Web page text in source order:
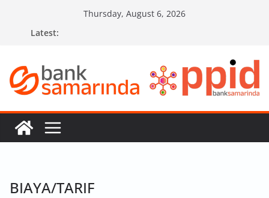
Thursday, August 6, 2026
Latest:
BIAYA/TARIF